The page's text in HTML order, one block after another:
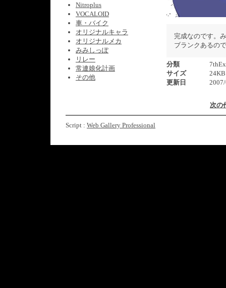
Nitroplus
VOCALOID
車・バイク
オリジナルキャラ
オリジナルメカ
みみしっぽ
リレー
常連娘化計画
その他
完成なのです。
ブランクあるの
分類
サイズ
24KB
更新日
次の
Script : Web Gallery Professional